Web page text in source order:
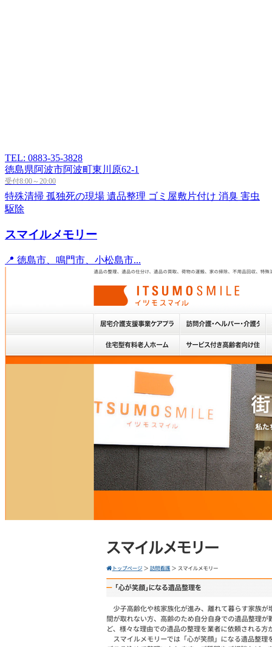
TEL: 0883-35-3828
徳島県阿波市阿波町東川原62-1
受付8:00～20:00
特殊清掃 孤独死の現場 遺品整理 ゴミ屋敷片付け 消臭 害虫
駆除
スマイルメモリー
📍 徳島市、鳴門市、小松島市...